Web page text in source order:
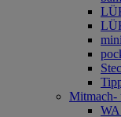
Mitmach-